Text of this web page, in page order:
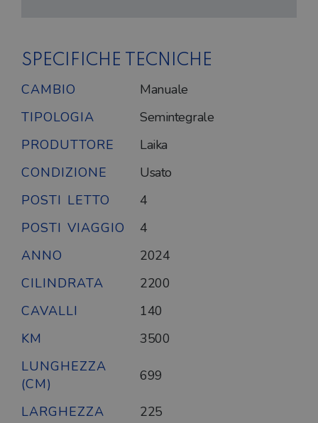
SPECIFICHE TECNICHE
CAMBIO
Manuale
TIPOLOGIA
Semintegrale
PRODUTTORE
Laika
CONDIZIONE
Usato
POSTI LETTO
4
POSTI VIAGGIO
4
ANNO
2024
CILINDRATA
2200
CAVALLI
140
KM
3500
LUNGHEZZA
(CM)
699
LARGHEZZA 225